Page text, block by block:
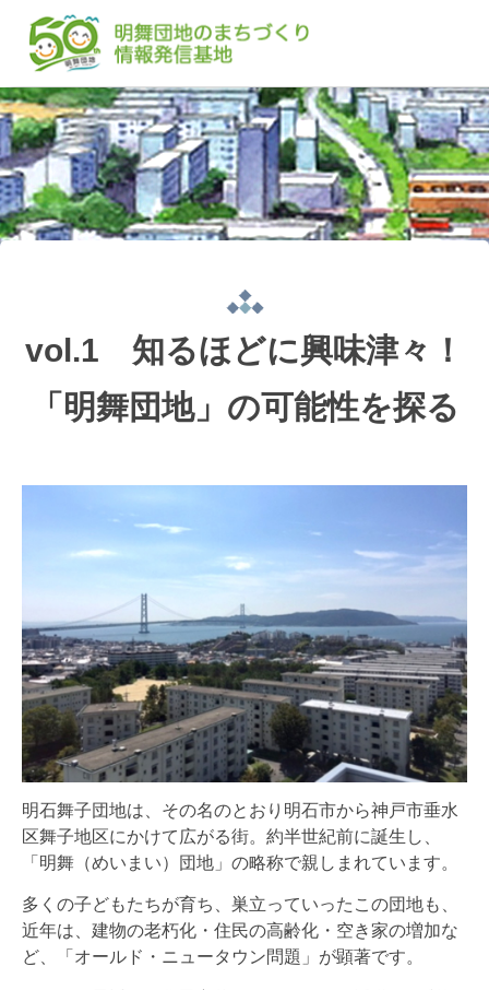
vol.1 知るほどに興味津々！
「明舞団地」の可能性を探る
明石舞子団地は、その名のとおり明石市から神戸市垂水
区舞子地区にかけて広がる街。約半世紀前に誕生し、
「明舞（めいまい）団地」の略称で親しまれています。
多くの子どもたちが育ち、巣立っていったこの団地も、
近年は、建物の老朽化・住民の高齢化・空き家の増加な
ど、「オールド・ニュータウン問題」が顕著です。